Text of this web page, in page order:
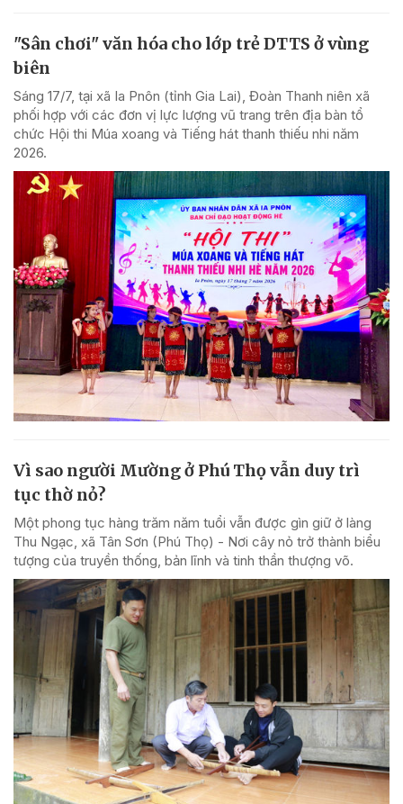
"Sân chơi" văn hóa cho lớp trẻ DTTS ở vùng
biên
Sáng 17/7, tại xã Ia Pnôn (tỉnh Gia Lai), Đoàn Thanh niên xã
phối hợp với các đơn vị lực lượng vũ trang trên địa bàn tổ
chức Hội thi Múa xoang và Tiếng hát thanh thiếu nhi năm
2026.
Vì sao người Mường ở Phú Thọ vẫn duy trì
tục thờ nỏ?
Một phong tục hàng trăm năm tuổi vẫn được gìn giữ ở làng
Thu Ngạc, xã Tân Sơn (Phú Thọ) - Nơi cây nỏ trở thành biểu
tượng của truyền thống, bản lĩnh và tinh thần thượng võ.